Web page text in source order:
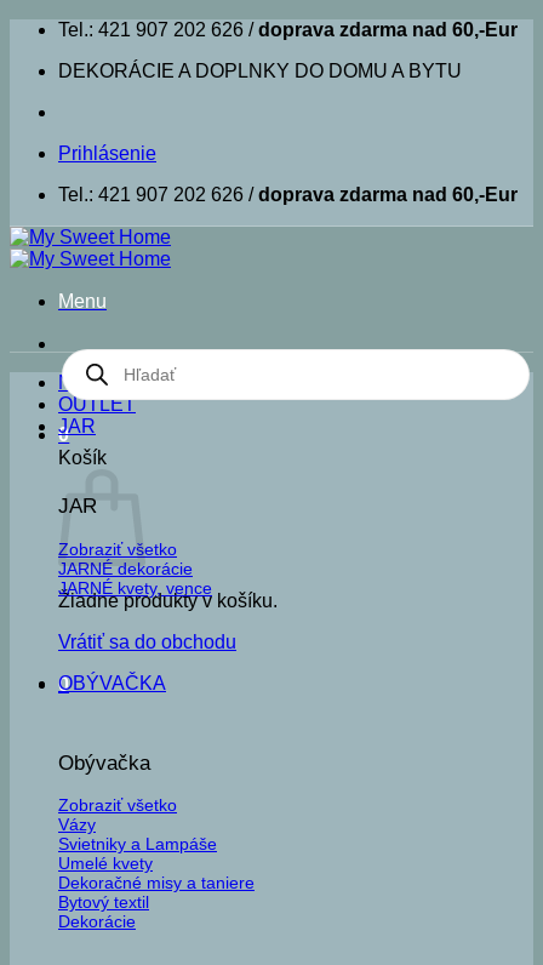
Skip
content
Tel.: 421 907 202 626 /doprava zdarma nad 60,-Eur
DEKORÁCIE A DOPLNKY DO DOMU A BYTU
Prihlásenie
Tel.: 421 907 202 626 /doprava zdarma nad 60,-Eur
Menu
Products
search
0
Košík
Žiadne produkty v košíku.
Vrátiť sa do obchodu
0
NOVINKY
OUTLET
JAR
JAR
Zobraziť všetko
JARNÉ dekorácie
JARNÉ kvety, vence
OBÝVAČKA
Obývačka
Zobraziť všetko
Vázy
Svietniky a Lampáše
Umelé kvety
Dekoračné misy a taniere
Bytový textil
Dekorácie